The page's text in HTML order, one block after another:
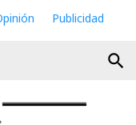
Publicidad
search